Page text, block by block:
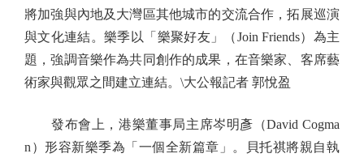
將加強與內地及大灣區其他城市的交流合作，拓展巡演
與文化連結。樂季以「樂聚好友」（Join Friends）為主
題，強調音樂作為共同創作的成果，在音樂家、客席藝
術家與觀眾之間建立連結。\大公報記者 郭悅盈
發布會上，港樂董事局主席岑明彥（David Cogma
n）形容新樂季為「一個全新篇章」。貝托祺將親自執